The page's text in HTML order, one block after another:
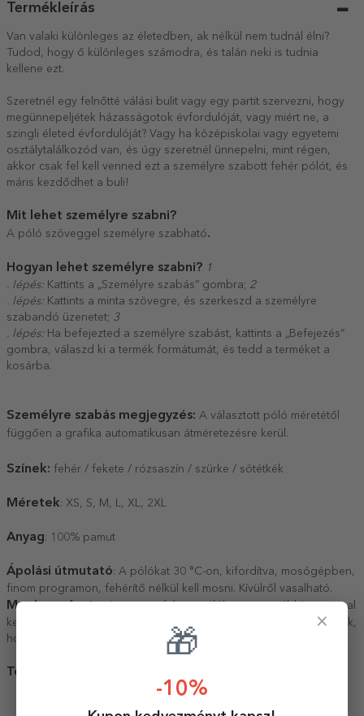
Termékleírás
Van valaki különleges az életedben, ak nélkül nem tudnál élni?
Tudod, hogy ő különleges számodra, és talán neki is tudnia
kellene ezt.
Szeretnél egy felnőtté válási bulit vagy egy partit szervezni, hogy
megünnepeljétek házasságotok évfordulóját, vagy miért ne, a
szingli életed évfordulóját? Vagy ha középiskolai vagy egyetemi
osztálytalálkozód van, és úgy szeretnél ünnepelni, mint régen,
akkor csak fel kell venned ezt a személyre szabott fehér pólót, és
máris kezdődhet a buli!
Mit lehet személyre szabni?
A póló szöveggel személyre szabható.
Hogyan lehet személyre szabni? 1
. lépés: Kattints a „Személyre szabás” gombra; 2
. lépés: Kattints a minta szövegre, és szerkeszd a személyre
szabandó üzenetet; 3
. lépés: Ha befejezted a személyre szabást, kattints a „Befejezés”
gombra, válaszd ki a termék formátumát, és tedd a terméket a
kosárba.
Személyre szabás megjegyzés: A választott póló méretétől
függően a grafika automatikusan átméretezésre kerül.
Színek: fehér / fekete / rózsaszín / szürke / sötétkék
Méretek: XS, S, M, L, XL, 2XL
Anyag: 100% pamut
Ápolási útmutató: A pólókat 30 °C-on, kifordítva, mosógépben,
finom programon, fehérítő nélkül kell mosni. Kívülről vasalható.
Megjegyzés: A színes vagy fekete pólókat egy további anyaggal
kezelik, amely nyomokat hagyhat a póló teljes felületén. Javasoljuk,
hogy viselés előtt mossák ki őket.
Termékadatok:
×
🎁
-10%